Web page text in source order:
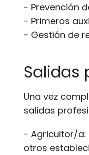
- Prevención
- Primeros
- Gestión de
Salidas
Una vez
salidas
- Agricultor/a:
otros